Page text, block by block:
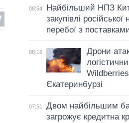
08:54
Найбільший НПЗ
закупівлі
перебої з
08:16
Дрони
Єкатеринбурзі
07:51
Двом найбільшим
загрожує кредитна